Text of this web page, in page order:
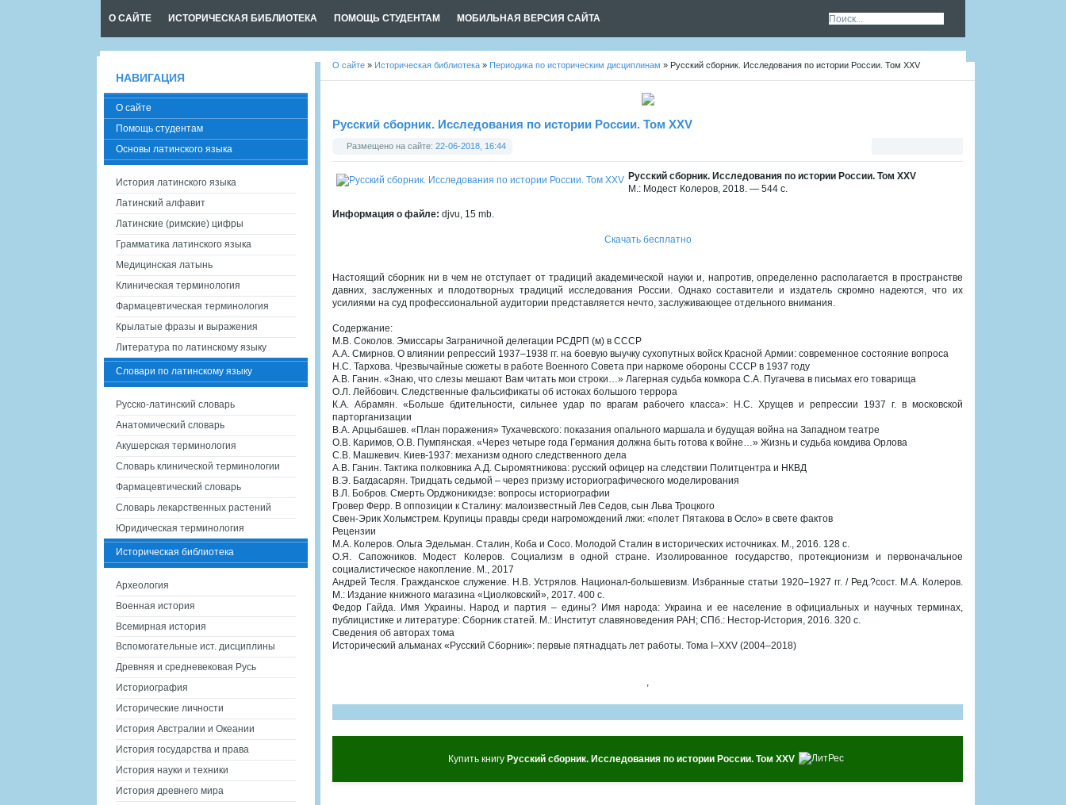
О САЙТЕ ИСТОРИЧЕСКАЯ БИБЛИОТЕКА ПОМОЩЬ СТУДЕНТАМ МОБИЛЬНАЯ ВЕРСИЯ САЙТА
О сайте » Историческая библиотека » Периодика по историческим дисциплинам » Русский сборник. Исследования по истории России. Том XXV
Русский сборник. Исследования по истории России. Том XXV
Размещено на сайте: 22-06-2018, 16:44
Русский сборник. Исследования по истории России. Том XXV
М.: Модест Колеров, 2018. — 544 с.
Информация о файле: djvu, 15 mb.
Скачать бесплатно
Настоящий сборник ни в чем не отступает от традиций академической науки и, напротив, определенно располагается в пространстве
давних, заслуженных и плодотворных традиций исследования России. Однако составители и издатель скромно надеются, что их
усилиями на суд профессиональной аудитории представляется нечто, заслуживающее отдельного внимания.
Содержание:
М.В. Соколов. Эмиссары Заграничной делегации РСДРП (м) в СССР
А.А. Смирнов. О влиянии репрессий 1937–1938 гг. на боевую выучку сухопутных войск Красной Армии: современное состояние вопроса
Н.С. Тархова. Чрезвычайные сюжеты в работе Военного Совета при наркоме обороны СССР в 1937 году
А.В. Ганин. «Знаю, что слезы мешают Вам читать мои строки…» Лагерная судьба комкора С.А. Пугачева в письмах его товарища
О.Л. Лейбович. Следственные фальсификаты об истоках большого террора
К.А. Абрамян. «Больше бдительности, сильнее удар по врагам рабочего класса»: Н.С. Хрущев и репрессии 1937 г. в московской
парторганизации
В.А. Арцыбашев. «План поражения» Тухачевского: показания опального маршала и будущая война на Западном театре
О.В. Каримов, О.В. Пумпянская. «Через четыре года Германия должна быть готова к войне…» Жизнь и судьба комдива Орлова
С.В. Машкевич. Киев-1937: механизм одного следственного дела
А.В. Ганин. Тактика полковника А.Д. Сыромятникова: русский офицер на следствии Политцентра и НКВД
В.Э. Багдасарян. Тридцать седьмой – через призму историографического моделирования
В.Л. Бобров. Смерть Орджоникидзе: вопросы историографии
Гровер Ферр. В оппозиции к Сталину: малоизвестный Лев Седов, сын Льва Троцкого
Свен-Эрик Хольмстрем. Крупицы правды среди нагромождений лжи: «полет Пятакова в Осло» в свете фактов
Рецензии
М.А. Колеров. Ольга Эдельман. Сталин, Коба и Сосо. Молодой Сталин в исторических источниках. М., 2016. 128 с.
О.Я. Сапожников. Модест Колеров. Социализм в одной стране. Изолированное государство, протекционизм и первоначальное
социалистическое накопление. М., 2017
Андрей Тесля. Гражданское служение. Н.В. Устрялов. Национал-большевизм. Избранные статьи 1920–1927 гг. / Ред.?сост. М.А. Колеров.
М.: Издание книжного магазина «Циолковский», 2017. 400 с.
Федор Гайда. Имя Украины. Народ и партия – едины? Имя народа: Украина и ее население в официальных и научных терминах,
публицистике и литературе: Сборник статей. М.: Институт славяноведения РАН; СПб.: Нестор-История, 2016. 320 с.
Сведения об авторах тома
Исторический альманах «Русский Сборник»: первые пятнадцать лет работы. Тома I–XXV (2004–2018)
,
Купить книгу Русский сборник. Исследования по истории России. Том XXV
НАВИГАЦИЯ
О сайте
Помощь студентам
Основы латинского языка
История латинского языка
Латинский алфавит
Латинские (римские) цифры
Грамматика латинского языка
Медицинская латынь
Клиническая терминология
Фармацевтическая терминология
Крылатые фразы и выражения
Литература по латинскому языку
Словари по латинскому языку
Русско-латинский словарь
Анатомический словарь
Акушерская терминология
Словарь клинической терминологии
Фармацевтический словарь
Словарь лекарственных растений
Юридическая терминология
Историческая библиотека
Археология
Военная история
Всемирная история
Вспомогательные ист. дисциплины
Древняя и средневековая Русь
Историография
Исторические личности
История Австралии и Океании
История государства и права
История науки и техники
История древнего мира